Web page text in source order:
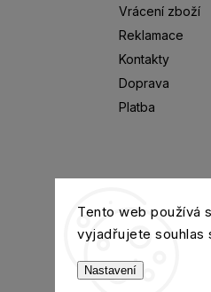
Tento web používá
vyjadřujete souhlas
Nastavení
Vrácení zboží
Reklamace
Kontakty
Doprava
Platba